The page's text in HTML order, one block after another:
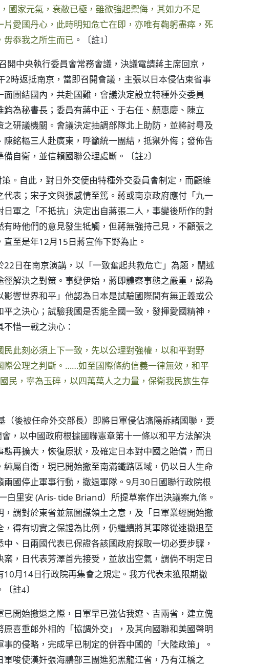
國家元氣，衰敝已極，雖欲強起禦侮，其如力不足
愛國丹心，此時明知危亡在即，亦唯有鞠躬盡瘁，死
毋忝我之所生而已 。 〔註1〕
中央執行委員會常務會議，決議電請蔣主席回京，
時返抵南京，當即召開會議，主張以日本侵佔東省事
團結國內，共赴國難，會議決定設立特種外交委員
為秘書長；委員有蔣中正、于右任、顏惠慶、陳立
研議機關。會議決定抽調部隊北上助防，並將討粵及
銘樞三人赴廣東，呼籲統一團結，抵禦外侮；發佈告
自衛，並信賴國聯公理處斷。
〔註2〕
。自此，對日外交便由特種外交委員會制定，而顧維
表；宋子文與張感情至篤。蔣或南京政府應付「九一
軍之「不抵抗」決定出自蔣張二人，事變後所作的對
時他們的意見發生牴觸，但蔣無強持己見，不顧張之
至是年12月15日蔣宣佈下野為止。
22日在南京演講，以「一致奮起共救危亡」為題，闡述
解決之對策。事變伊始，蔣即體察事態之嚴重，認為
響世界和平」他認為日本是試驗國際間有無正義或公
之決心；試驗我國是否能全國一致，發揮愛國精神，
惜一戰之決心：
民此刻必須上下一致，先以公理對強權，以和平對野
際公理之判斷。……如至國際條約信義一律無效，和平
民，寧為玉碎，以四萬萬人之力量，保衛我民族生存
後被任命外交部長）即將日軍侵佔瀋陽訴諸國聯，要
，以中國政府根據國聯憲章第十一條以和平方法解決
再擴大，恢復原狀，及確定日本對中國之賠償，而日
屬自衛，現已開始撤至南滿鐵路區域，仍以日人生命
國停止軍事行動，撤退軍隊。9月30日國聯行政院根
里安 (Aris- tide Briand）所提草案作出決議案九條。
謂對於東省並無圖謀領土之意，及「日軍業經開始撤
得有切實之保證為比例，仍繼續將其軍隊從速撤退至
、日兩國代表已保證各該國政府採取一切必要步驟，
，日代表芳澤首先接受，並放出空氣，謂倘不明定日
月14日行政院再集會之規定。我方代表未獲限期撤
〔註4〕
開始撤退之際，日軍早已強佔我遼、吉兩省，建立傀
喜重郎外相的「協調外交」，及其向國聯和美國聲明
的侵略，完成早已制定的併吞中國的「大陸政策」。
唆使漢奸張海鵬部三團進犯黑龍江省，乃有江橋之